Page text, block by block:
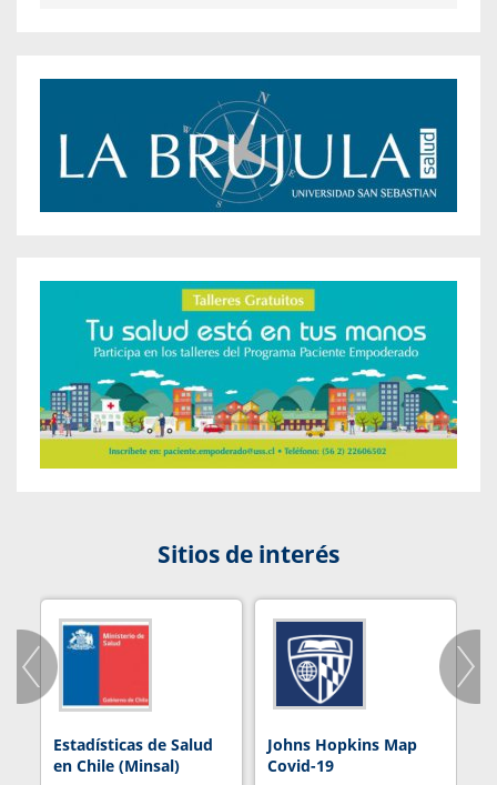
Sitios de interés
Estadísticas de Salud
en Chile (Minsal)
Johns Hopkins Map
Covid-19